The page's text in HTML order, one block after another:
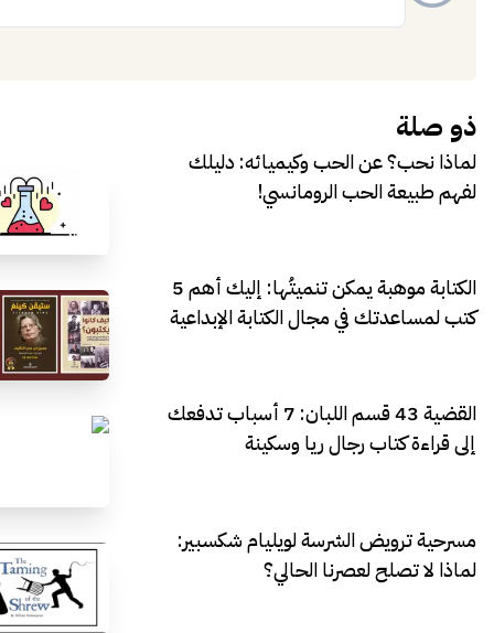
ذو صلة
لماذا نحب؟ عن الحب وكيميائه: دليلك
لفهم طبيعة الحب الرومانسي!
الكتابة موهبة يمكن تنميتُها: إليك أهم 5
كتب لمساعدتك في مجال الكتابة الإبداعية
القضية 43 قسم اللبان: 7 أسباب تدفعك
إلى قراءة كتاب رجال ريا وسكينة
مسرحية ترويض الشرسة لويليام شكسبير:
لماذا لا تصلح لعصرنا الحالي؟